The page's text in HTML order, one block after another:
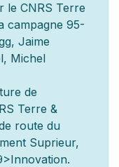
le CNRS Terre
campagne 95-
Jaime
Michel
de
Terre &
route du
Suprieur,